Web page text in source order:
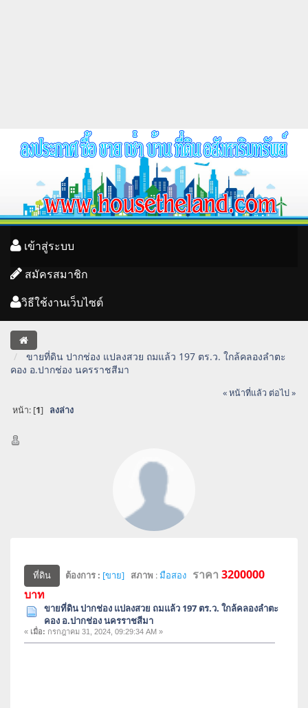
เข้าสู่ระบบ
สมัครสมาชิก
วิธีใช้งานเว็บไซต์
ขายที่ดิน ปากช่อง แปลงสวย ถมแล้ว 197 ตร.ว. ใกล้คลองลำตะ
คอง อ.ปากช่อง นครราชสีมา
« หน้าที่แล้ว ต่อไป »
หน้า: [1] ลงล่าง
ที่ดิน ต้องการ : [ขาย] สภาพ :มือสอง ราคา 3200000
บาท
ขายที่ดิน ปากช่อง แปลงสวย ถมแล้ว 197 ตร.ว. ใกล้คลองลำตะ
คอง อ.ปากช่อง นครราชสีมา
« เมื่อ: กรกฎาคม 31, 2024, 09:29:34 AM »